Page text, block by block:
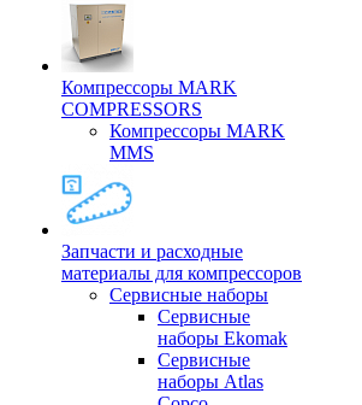
Компрессоры MARK
COMPRESSORS
Компрессоры MARK
MMS
Запчасти и расходные
материалы для компрессоров
Cервисные наборы
Сервисные
наборы Ekomak
Cервисные
наборы Atlas